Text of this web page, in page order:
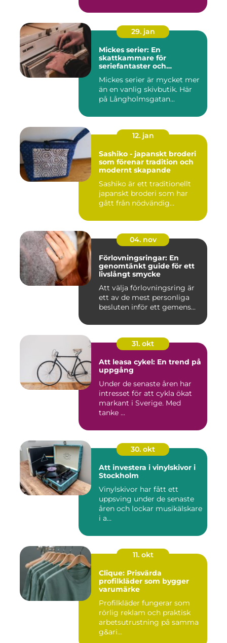
29. jan
Mickes serier: En
skattkammare för
seriefantaster och
Mickes serier är mycket mer
än en vanlig skivbutik. Här
på Långholmsgatan...
12. jan
Sashiko - japanskt broderi
som förenar tradition och
modernt skapande
Sashiko är ett traditionellt
japanskt broderi som har
gått från nödvändig...
04. nov
Förlovningsringar: En
genomtänkt guide för ett
livslångt smycke
Att välja förlovningsring är
ett av de mest personliga
besluten inför ett gemens...
31. okt
Att leasa cykel: En trend på
uppgång
Under de senaste åren har
intresset för att cykla ökat
markant i Sverige. Med
tanke ...
30. okt
Att investera i vinylskivor i
Stockholm
Vinylskivor har fått ett
uppsving under de senaste
åren och lockar musikälskare
i a...
11. okt
Clique: Prisvärda
profilkläder som bygger
varumärke
Profilkläder fungerar som
rörlig reklam och praktisk
arbetsutrustning på samma
g&ari...